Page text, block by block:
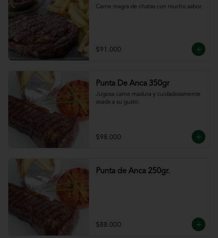
Carne magra de chatas con mucho sabor.
$91.000
Punta De Anca 350gr
Jugosa carne madura y cuidadosamente
asada a su gusto.
$98.000
Punta de Anca 250gr.
$88.000